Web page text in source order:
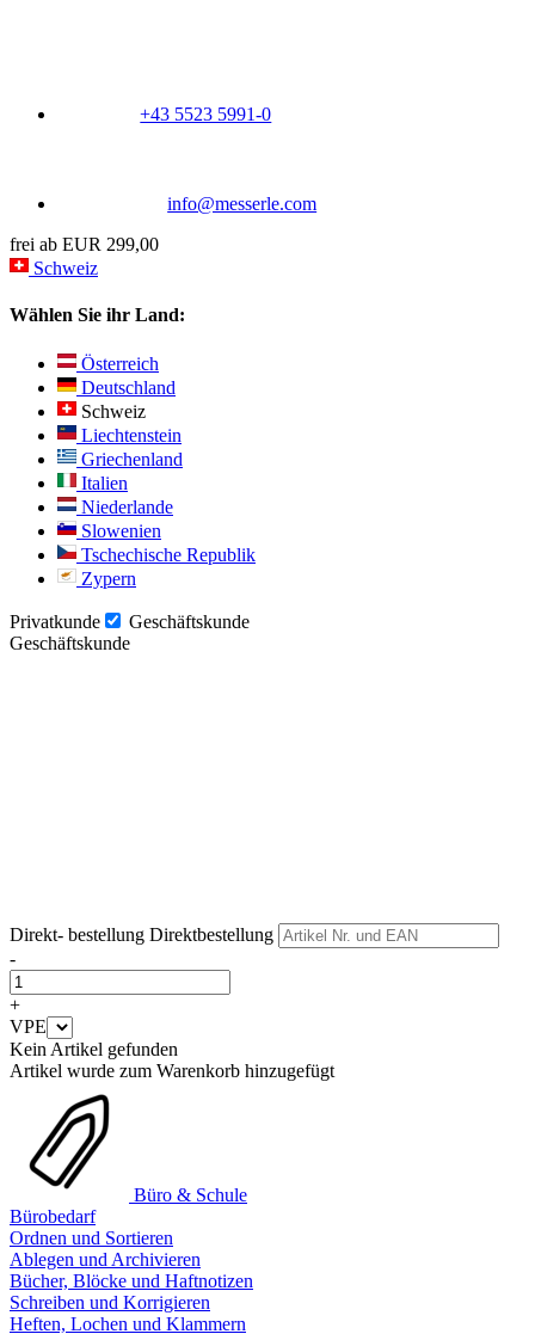
+43 5523 5991-0
info@messerle.com
frei ab EUR 299,00
Schweiz
Wählen Sie ihr Land:
Österreich
Deutschland
Schweiz
Liechtenstein
Griechenland
Italien
Niederlande
Slowenien
Tschechische Republik
Zypern
Privatkunde
Geschäftskunde
Geschäftskunde
Direkt- bestellung Direktbestellung
-
+
VPE
Kein Artikel gefunden
Artikel wurde zum Warenkorb hinzugefügt
Büro & Schule
Bürobedarf
Ordnen und Sortieren
Ablegen und Archivieren
Bücher, Blöcke und Haftnotizen
Schreiben und Korrigieren
Heften, Lochen und Klammern